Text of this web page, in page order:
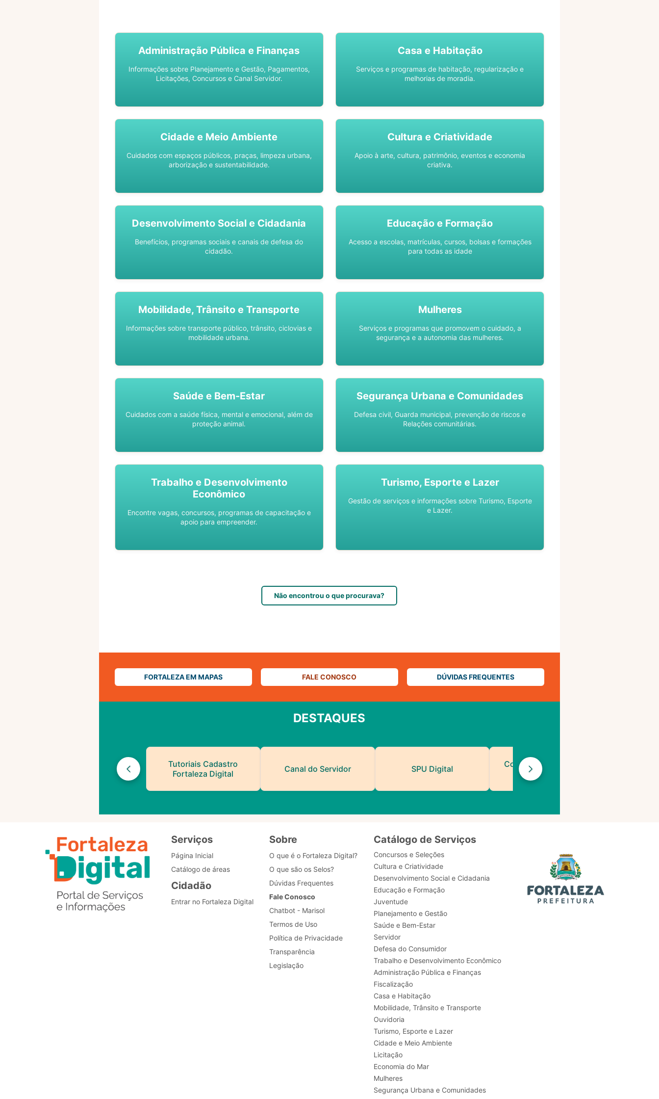
Administração Pública e Finanças
Informações sobre Planejamento e Gestão, Pagamentos,
Licitações, Concursos e Canal Servidor.
Casa e Habitação
Serviços e programas de habitação, regularização e
melhorias de moradia.
Cidade e Meio Ambiente
Cuidados com espaços públicos, praças, limpeza urbana,
arborização e sustentabilidade.
Cultura e Criatividade
Apoio à arte, cultura, patrimônio, eventos e economia
criativa.
Desenvolvimento Social e Cidadania
Benefícios, programas sociais e canais de defesa do
cidadão.
Educação e Formação
Acesso a escolas, matrículas, cursos, bolsas e formações
para todas as idade
Mobilidade, Trânsito e Transporte
Informações sobre transporte público, trânsito, ciclovias e
mobilidade urbana.
Mulheres
Serviços e programas que promovem o cuidado, a
segurança e a autonomia das mulheres.
Saúde e Bem-Estar
Cuidados com a saúde física, mental e emocional, além de
proteção animal.
Segurança Urbana e Comunidades
Defesa civil, Guarda municipal, prevenção de riscos e
Relações comunitárias.
Trabalho e Desenvolvimento
Econômico
Encontre vagas, concursos, programas de capacitação e
apoio para empreender.
Turismo, Esporte e Lazer
Gestão de serviços e informações sobre Turismo, Esporte
e Lazer.
Não encontrou o que procurava?
FORTALEZA EM MAPAS FALE CONOSCO DÚVIDAS FREQUENTES
DESTAQUES
Tutoriais Cadastro
Fortaleza Digital
Canal do Servidor SPU Digital
Contatos de Protocolo
da PMF
Serviços
Página Inicial
Catálogo de áreas
Cidadão
Entrar no Fortaleza Digital
Sobre
O que é o Fortaleza Digital?
O que são os Selos?
Dúvidas Frequentes
Fale Conosco
Chatbot - Marisol
Termos de Uso
Política de Privacidade
Transparência
Legislação
Catálogo de Serviços
Concursos e Seleções
Cultura e Criatividade
Desenvolvimento Social e Cidadania
Educação e Formação
Juventude
Planejamento e Gestão
Saúde e Bem-Estar
Servidor
Defesa do Consumidor
Trabalho e Desenvolvimento Econômico
Administração Pública e Finanças
Fiscalização
Casa e Habitação
Mobilidade, Trânsito e Transporte
Ouvidoria
Turismo, Esporte e Lazer
Cidade e Meio Ambiente
Licitação
Economia do Mar
Mulheres
Segurança Urbana e Comunidades